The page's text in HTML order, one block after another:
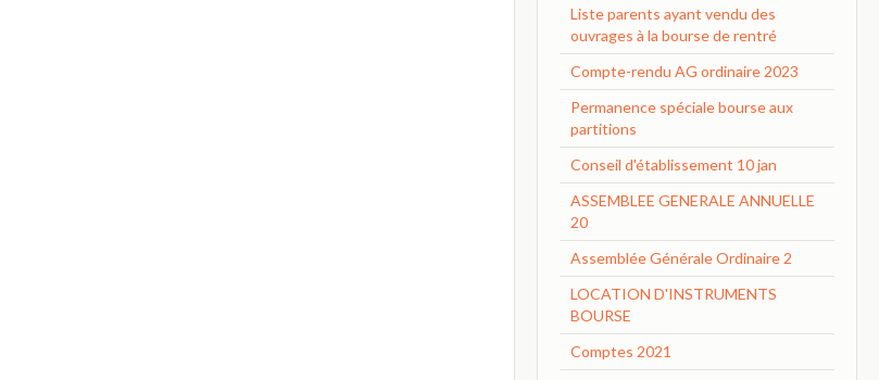
Liste parents ayant vendu des
ouvrages à la bourse de rentré
Compte-rendu AG ordinaire 2023
Permanence spéciale bourse aux
partitions
Conseil d'établissement 10 jan
ASSEMBLEE GENERALE ANNUELLE
20
Assemblée Générale Ordinaire 2
LOCATION D'INSTRUMENTS
BOURSE
Comptes 2021